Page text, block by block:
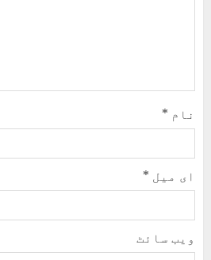
نام *
ای میل *
ویب‌ سائٹ